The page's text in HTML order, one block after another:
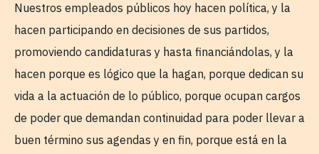
Nuestros empleados públicos hoy hacen política, y la
hacen participando en decisiones de sus partidos,
promoviendo candidaturas y hasta financiándolas, y la
hacen porque es lógico que la hagan, porque dedican su
vida a la actuación de lo público, porque ocupan cargos
de poder que demandan continuidad para poder llevar a
buen término sus agendas y en fin, porque está en la